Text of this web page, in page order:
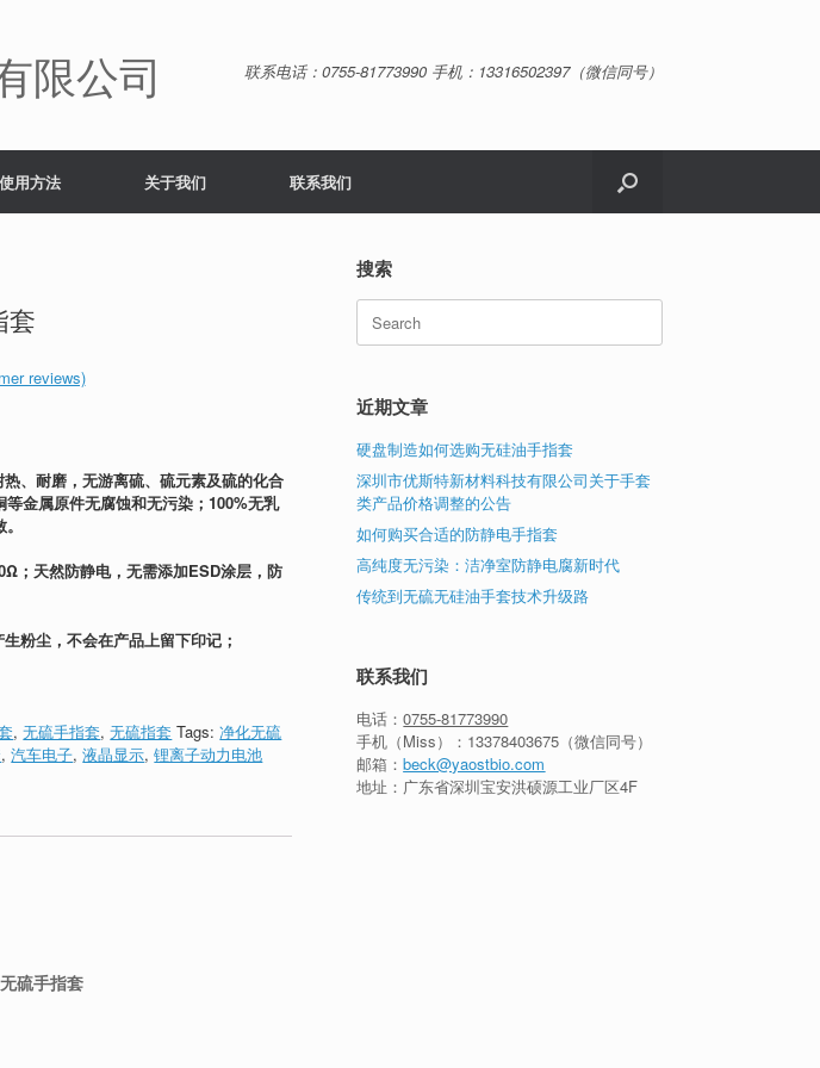
限公司 联系电话：0755-81773990 手机：13316502397（微信同号）
用方法 关于我们 联系我们
套
reviews)
、耐磨，无游离硫、硫元素及硫的化合
等金属原件无腐蚀和无污染；100%无乳
；天然防静电，无需添加ESD涂层，防
粉尘，不会在产品上留下印记；
,无硫手指套,无硫指套 Tags:净化无硫
,汽车电子,液晶显示,锂离子动力电池
硫手指套
搜索
Search
for:
近期文章
硬盘制造如何选购无硅油手指套
深圳市优斯特新材料科技有限公司关于手套
类产品价格调整的公告
如何购买合适的防静电手指套
高纯度无污染：洁净室防静电腐新时代
传统到无硫无硅油手套技术升级路
联系我们
电话：0755-81773990
手机（Miss）： 13378403675 （微信同号）
邮箱：beck@yaostbio.com
地址：广东省深圳宝安洪硕源工业厂区4F